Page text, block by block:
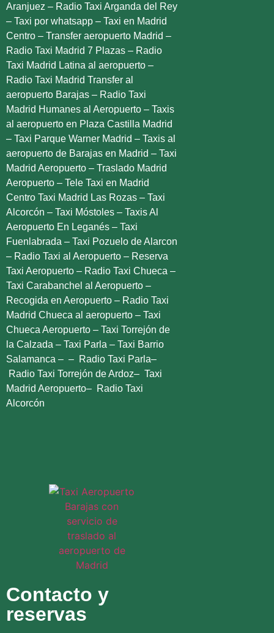
Aranjuez – Radio Taxi Arganda del Rey
– Taxi por whatsapp – Taxi en Madrid
Centro – Transfer aeropuerto Madrid –
Radio Taxi Madrid 7 Plazas – Radio
Taxi Madrid Latina al aeropuerto –
Radio Taxi Madrid Transfer al
aeropuerto Barajas – Radio Taxi
Madrid Humanes al Aeropuerto – Taxis
al aeropuerto en Plaza Castilla Madrid
– Taxi Parque Warner Madrid – Taxis al
aeropuerto de Barajas en Madrid – Taxi
Madrid Aeropuerto – Traslado Madrid
Aeropuerto – Tele Taxi en Madrid
Centro Taxi Madrid Las Rozas – Taxi
Alcorcón – Taxi Móstoles – Taxis Al
Aeropuerto En Leganés – Taxi
Fuenlabrada – Taxi Pozuelo de Alarcon
– Radio Taxi al Aeropuerto – Reserva
Taxi Aeropuerto – Radio Taxi Chueca –
Taxi Carabanchel al Aeropuerto –
Recogida en Aeropuerto – Radio Taxi
Madrid Chueca al aeropuerto – Taxi
Chueca Aeropuerto – Taxi Torrejón de
la Calzada – Taxi Parla – Taxi Barrio
Salamanca – – Radio Taxi Parla–
Radio Taxi Torrejón de Ardoz– Taxi
Madrid Aeropuerto– Radio Taxi
Alcorcón
Contacto y
reservas